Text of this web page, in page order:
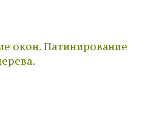
окон. Патинирование